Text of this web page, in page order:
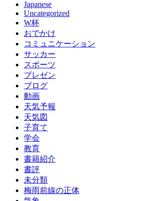
Japanese
Uncategorized
W杯
おでかけ
コミュニケーション
サッカー
スポーツ
プレゼン
ブログ
動画
天気予報
天気図
子育て
学会
教育
書籍紹介
書評
未分類
梅雨前線の正体